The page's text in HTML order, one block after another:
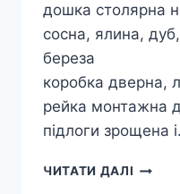
дошка столярна
сосна, ялина,
береза
коробка дверна,
рейка монтажна
підлоги зрощена
ЧИТАТИ ДАЛІ